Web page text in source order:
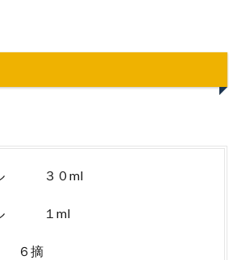
ル ３０ml
ル １ml
６摘